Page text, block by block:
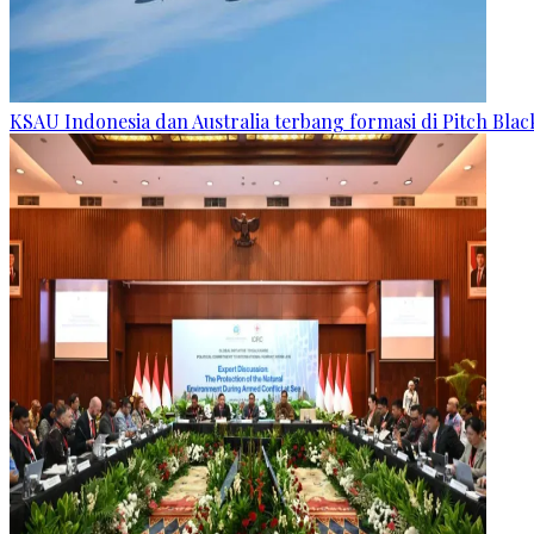
KSAU Indonesia dan Australia terbang formasi di Pitch